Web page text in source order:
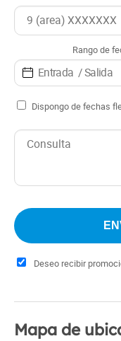
Lavanderia
Rango de
Dispongo de fechas
Deseo recibir
Mapa de